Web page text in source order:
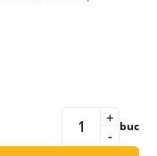
-
+ buc